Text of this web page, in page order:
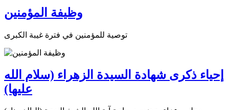
وظيفة المؤمنين
توصية للمؤمنين في فترة غيبة الكبرى
إحياء ذكرى شهادة السيدة الزهراء (سلام الله
عليها)